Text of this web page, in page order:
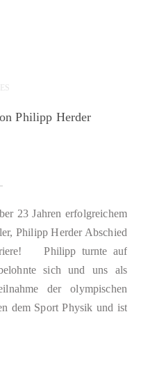
Philipp Herder
23 Jahren erfolgreichem
Philipp Herder Abschied
Philipp turnte auf
sich und uns als
der olympischen
dem Sport Physik und ist